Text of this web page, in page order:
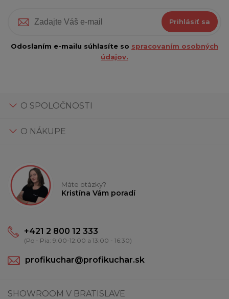
Prihlásiť sa
Odoslaním e-mailu súhlasíte so spracovaním osobných
údajov.
O SPOLOČNOSTI
O NÁKUPE
Máte otázky?
Kristína Vám poradí
+421 2 800 12 333
(Po - Pia: 9:00-12:00 a 13:00 - 16:30)
profikuchar@profikuchar.sk
SHOWROOM V BRATISLAVE